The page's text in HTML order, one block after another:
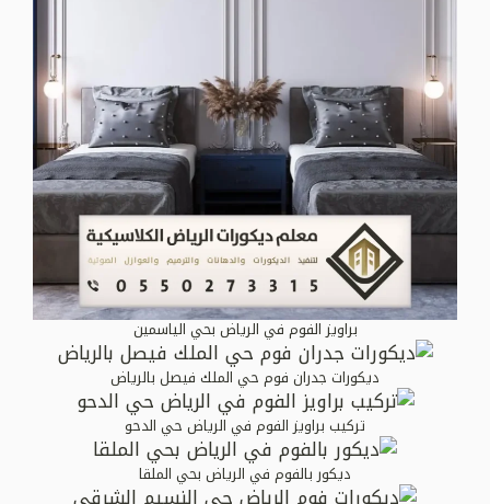
براويز الفوم في الرياض بحي الياسمين
ديكورات جدران فوم حي الملك فيصل بالرياض
تركيب براويز الفوم في الرياض حي الدحو
ديكور بالفوم في الرياض بحي الملقا